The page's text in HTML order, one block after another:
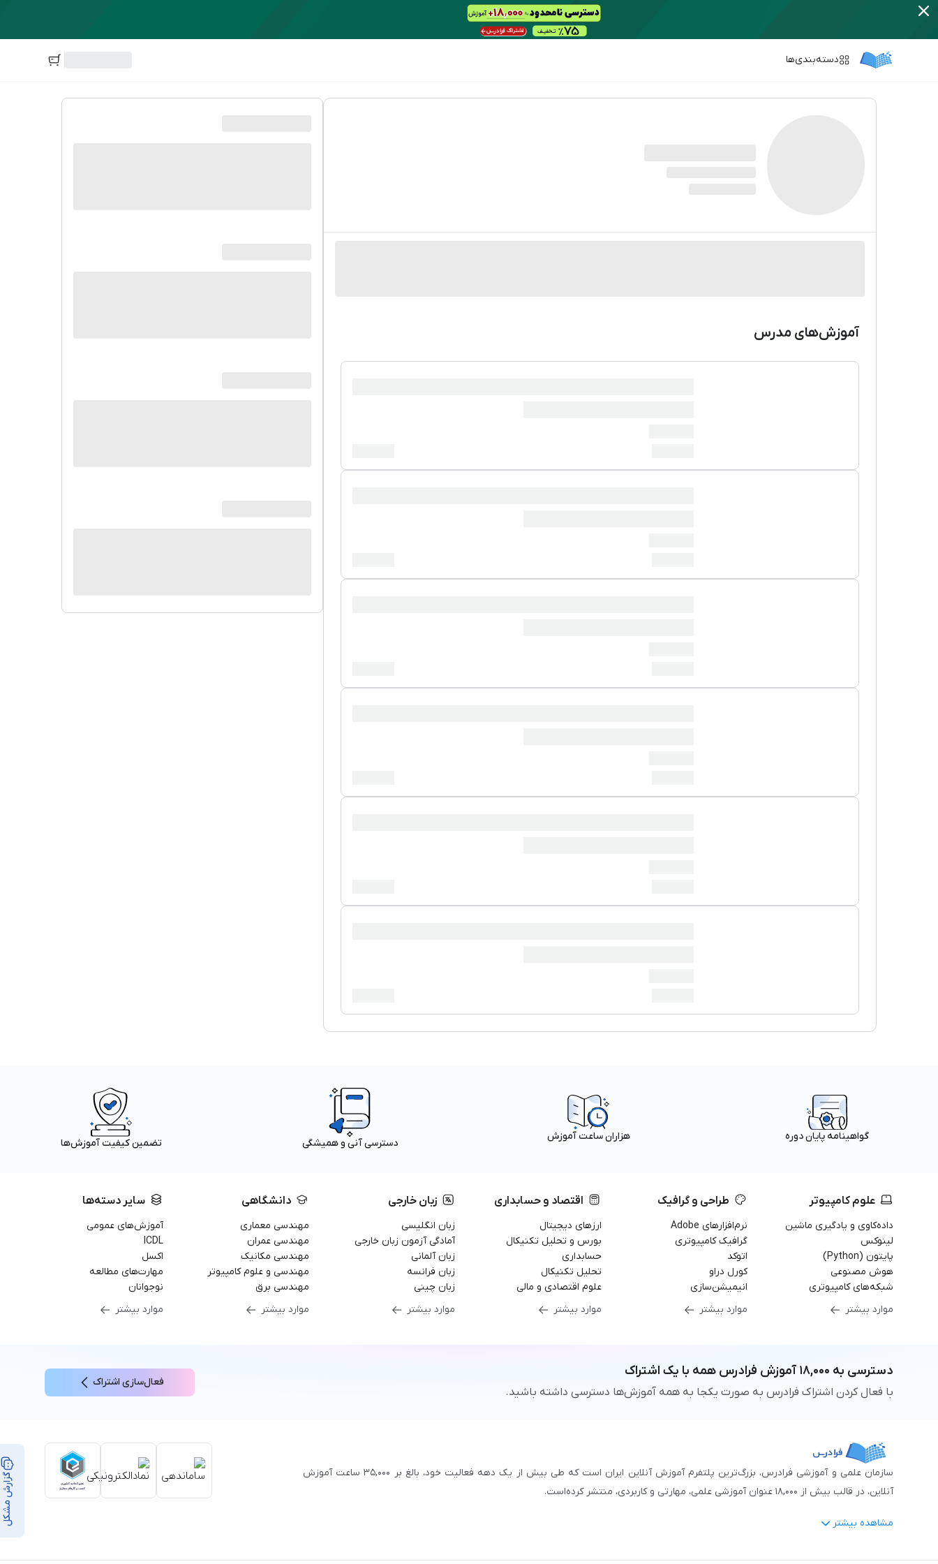
دسته‌بندی‌ها
گزارش مشکل
آموزش‌های مدرس
گواهینامه پایان دوره هزاران ساعت آموزش
دسترسی آنی و همیشگی تضمین کیفیت آموزش‌ها
علوم کامپیوتر
داده‌کاوی و یادگیری ماشین
لینوکس
پایتون (Python)
هوش مصنوعی
شبکه‌های کامپیوتری
موارد بیشتر
طراحی و گرافیک
نرم‌افزارهای Adobe
گرافیک کامپیوتری
اتوکد
کورل دراو
انیمیشن‌سازی
موارد بیشتر
اقتصاد و حسابداری
ارزهای دیجیتال
بورس و تحلیل تکنیکال
حسابداری
تحلیل تکنیکال
علوم اقتصادی و مالی
موارد بیشتر
زبان خارجی
زبان انگلیسی
آمادگی آزمون زبان خارجی
زبان آلمانی
زبان فرانسه
زبان چینی
موارد بیشتر
دانشگاهی
مهندسی معماری
مهندسی عمران
مهندسی مکانیک
مهندسی و علوم کامپیوتر
مهندسی برق
موارد بیشتر
سایر دسته‌ها
آموزش‌های عمومی
ICDL
اکسل
مهارت‌های مطالعه
نوجوانان
موارد بیشتر
دسترسی به ۱۸,۰۰۰ آموزش فرادرس همه با یک اشتراک
با فعال کردن اشتراک فرادرس به صورت یکجا به همه آموزش‌ها دسترسی داشته باشید.
فعال‌سازی اشتراک
سازمان علمی و آموزشی فرادرس، بزرگ‌ترین پلتفرم آموزش آنلاین ایران است که طی بیش از یک دهه فعالیت خود، بالغ بر ۳۵,۰۰۰ ساعت آموزش
آنلاین، در قالب بیش از ۱۸,۰۰۰ عنوان آموزشی علمی، مهارتی و کاربردی، منتشر کرده‌است.
مشاهده بیشتر